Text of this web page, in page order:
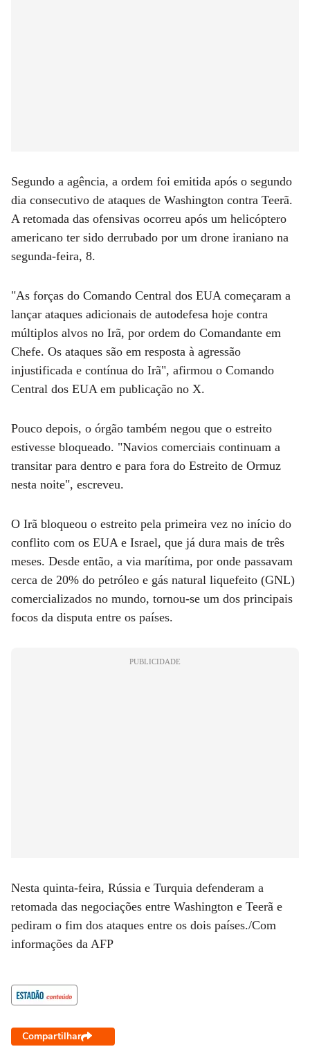
Segundo a agência, a ordem foi emitida após o segundo
dia consecutivo de ataques de Washington contra Teerã.
A retomada das ofensivas ocorreu após um helicóptero
americano ter sido derrubado por um drone iraniano na
segunda-feira, 8.
"As forças do Comando Central dos EUA começaram a
lançar ataques adicionais de autodefesa hoje contra
múltiplos alvos no Irã, por ordem do Comandante em
Chefe. Os ataques são em resposta à agressão
injustificada e contínua do Irã", afirmou o Comando
Central dos EUA em publicação no X.
Pouco depois, o órgão também negou que o estreito
estivesse bloqueado. "Navios comerciais continuam a
transitar para dentro e para fora do Estreito de Ormuz
nesta noite", escreveu.
O Irã bloqueou o estreito pela primeira vez no início do
conflito com os EUA e Israel, que já dura mais de três
meses. Desde então, a via marítima, por onde passavam
cerca de 20% do petróleo e gás natural liquefeito (GNL)
comercializados no mundo, tornou-se um dos principais
focos da disputa entre os países.
PUBLICIDADE
Nesta quinta-feira, Rússia e Turquia defenderam a
retomada das negociações entre Washington e Teerã e
pediram o fim dos ataques entre os dois países./Com
informações da AFP
Compartilhar